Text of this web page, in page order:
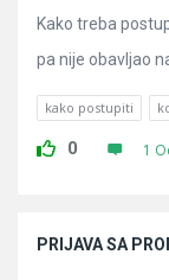
Kako treba
pa nije obavljao
kako postupiti
0 1
PRIJAVA SA